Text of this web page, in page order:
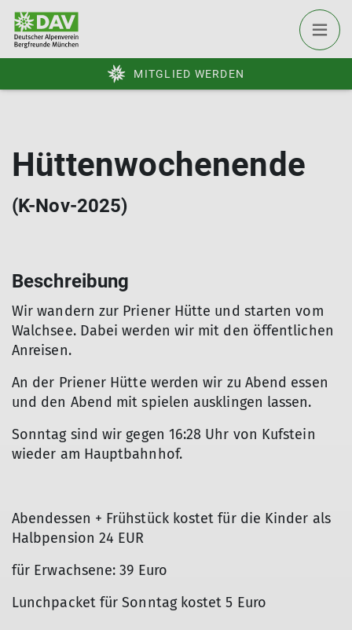
MITGLIED WERDEN
Hüttenwochenende
(K-Nov-2025)
Beschreibung
Wir wandern zur Priener Hütte und starten vom
Walchsee. Dabei werden wir mit den öffentlichen
Anreisen.
An der Priener Hütte werden wir zu Abend essen
und den Abend mit spielen ausklingen lassen.
Sonntag sind wir gegen 16:28 Uhr von Kufstein
wieder am Hauptbahnhof.
Abendessen + Frühstück kostet für die Kinder als
Halbpension 24 EUR
für Erwachsene: 39 Euro
Lunchpacket für Sonntag kostet 5 Euro